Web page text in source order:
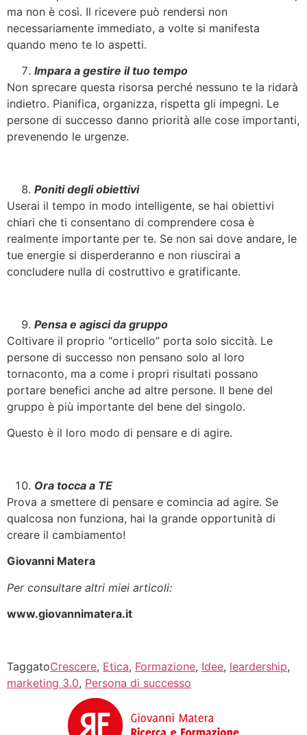
ma non è così. Il ricevere può rendersi non
necessariamente immediato, a volte si manifesta
quando meno te lo aspetti.
Impara a gestire il tuo tempo
Non sprecare questa risorsa perché nessuno te la ridarà
indietro. Pianifica, organizza, rispetta gli impegni. Le
persone di successo danno priorità alle cose importanti,
prevenendo le urgenze.
Poniti degli obiettivi
Userai il tempo in modo intelligente, se hai obiettivi
chiari che ti consentano di comprendere cosa è
realmente importante per te. Se non sai dove andare, le
tue energie si disperderanno e non riuscirai a
concludere nulla di costruttivo e gratificante.
Pensa e agisci da gruppo
Coltivare il proprio “orticello” porta solo siccità. Le
persone di successo non pensano solo al loro
tornaconto, ma a come i propri risultati possano
portare benefici anche ad altre persone. Il bene del
gruppo è più importante del bene del singolo.
Questo è il loro modo di pensare e di agire.
Ora tocca a TE
Prova a smettere di pensare e comincia ad agire. Se
qualcosa non funziona, hai la grande opportunità di
creare il cambiamento!
Giovanni Matera
Per consultare altri miei articoli:
www.giovannimatera.it
TaggatoCrescere, Etica, Formazione, Idee, leardership,
marketing 3.0, Persona di successo